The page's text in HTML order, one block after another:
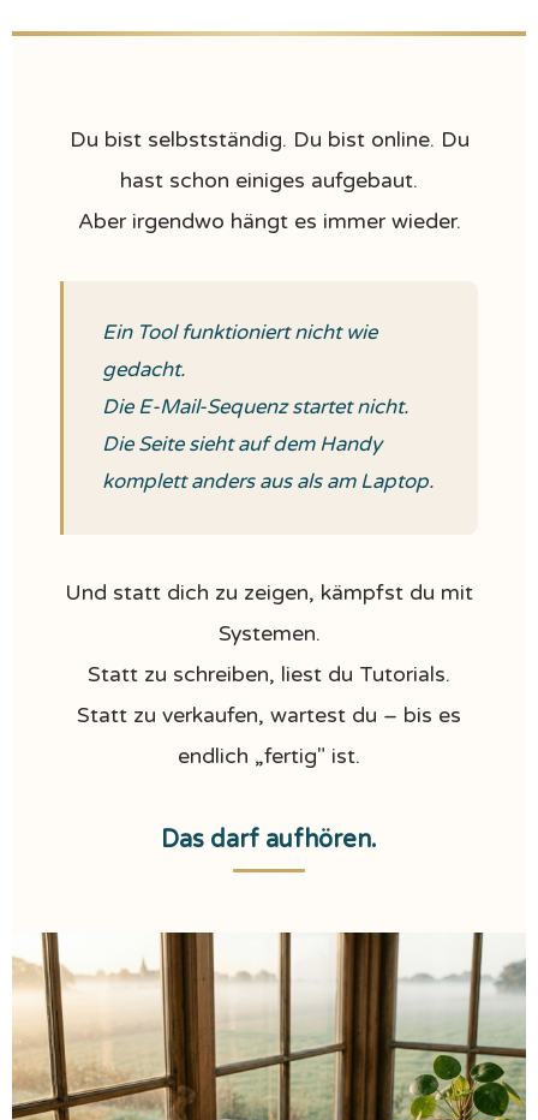
Du bist selbstständig. Du bist online. Du
hast schon einiges aufgebaut.
Aber irgendwo hängt es immer wieder.
Ein Tool funktioniert nicht wie
gedacht.
Die E-Mail-Sequenz startet nicht.
Die Seite sieht auf dem Handy
komplett anders aus als am Laptop.
Und statt dich zu zeigen, kämpfst du mit
Systemen.
Statt zu schreiben, liest du Tutorials.
Statt zu verkaufen, wartest du – bis es
endlich „fertig" ist.
Das darf aufhören.